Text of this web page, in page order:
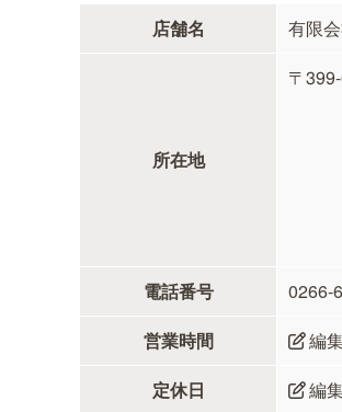
店舗名 有限
所在地
〒
電話番号
0266-
営業時間
編
定休日
編